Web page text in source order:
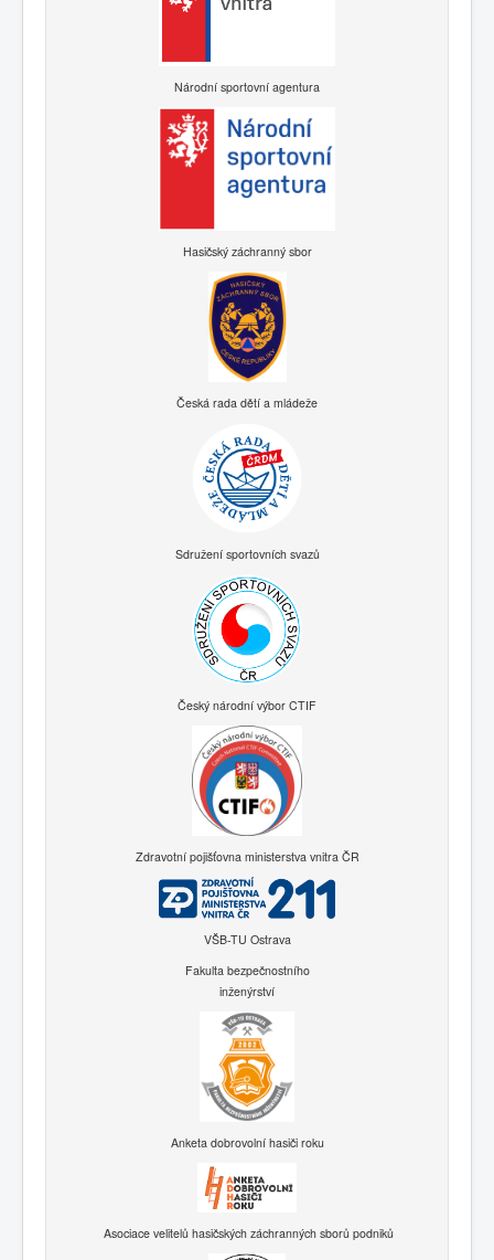
Národní sportovní agentura
Hasičský záchranný sbor
Česká rada dětí a mládeže
Sdružení sportovních svazů
Český národní výbor CTIF
Zdravotní pojišťovna ministerstva vnitra ČR
VŠB-TU Ostrava
Fakulta bezpečnostního
inženýrství
Anketa dobrovolní hasiči roku
Asociace velitelů hasičských záchranných sborů podniků